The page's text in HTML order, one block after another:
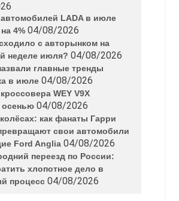
LADA в июле
4% 04/08/2026
с авторынком на
неделе июля? 04/08/2026
главные тренды
в июле 04/08/2026
WEY V9X
осенью 04/08/2026
как фанаты Гарри
свои автомобили
Ford Anglia 04/08/2026
переезд по России:
хлопотное дело в
процесс 04/08/2026